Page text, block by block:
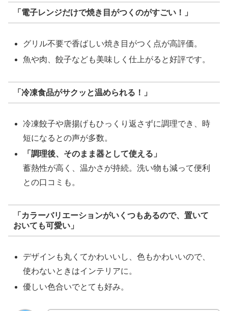
「電子レンジだけで焼き目がつくのがすごい！」
グリル不要で香ばしい焼き目がつく点が高評価。
魚や肉、餃子なども美味しく仕上がると好評です。
「冷凍食品がサクッと温められる！」
冷凍餃子や唐揚げもひっくり返さずに調理でき、時
短になるとの声が多数。
「調理後、そのまま器として使える」
蓄熱性が高く、温かさが持続。洗い物も減って便利
との口コミも。
「カラーバリエーションがいくつもあるので、置いて
おいても可愛い」
デザインも丸くてかわいいし、色もかわいいので、
使わないときはインテリアに。
優しい色合いでとても好み。